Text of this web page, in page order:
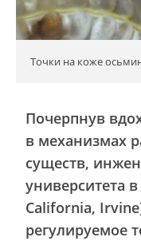
Точки на коже
Почерпнув
в механизмах
существ,
университета
California,
регулируемое